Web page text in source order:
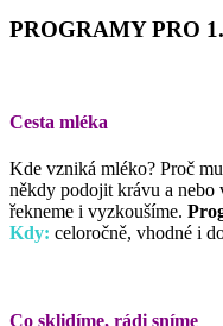
PROGRAMY PRO
Cesta mléka
Kde vzniká mléko? Proč
někdy podojit krávu a nebo
řekneme i vyzkoušíme.
Kdy: celoročně, vhodné i
Co sklidíme, rádi sníme